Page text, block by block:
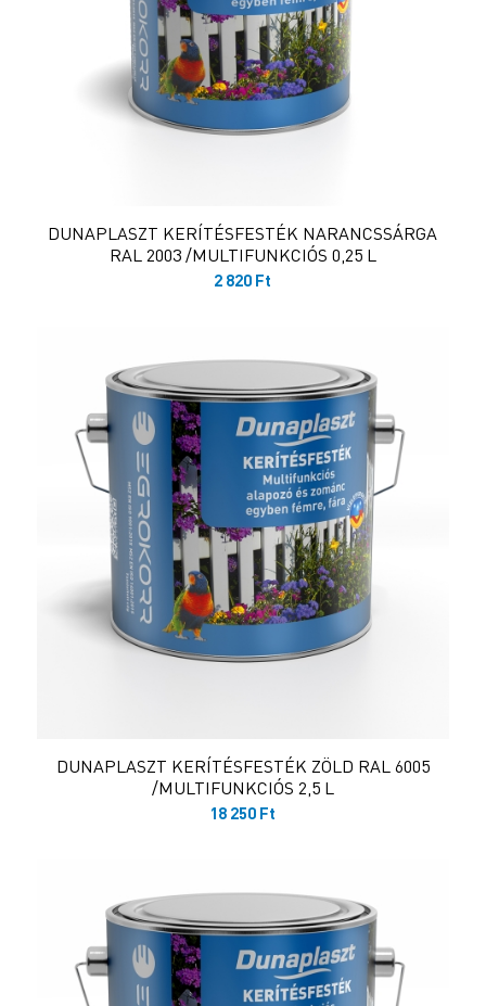
DUNAPLASZT KERÍTÉSFESTÉK NARANCSSÁRGA
RAL 2003 /MULTIFUNKCIÓS 0,25 L
2 820 Ft
DUNAPLASZT KERÍTÉSFESTÉK ZÖLD RAL 6005
/MULTIFUNKCIÓS 2,5 L
18 250 Ft